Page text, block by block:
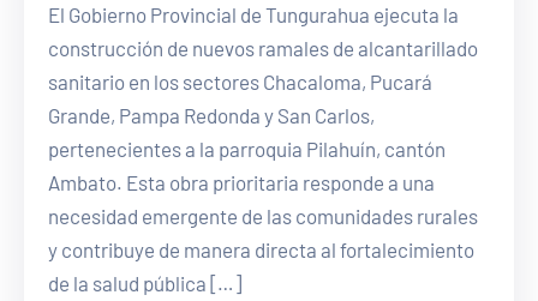
El Gobierno Provincial de Tungurahua ejecuta la
construcción de nuevos ramales de alcantarillado
sanitario en los sectores Chacaloma, Pucará
Grande, Pampa Redonda y San Carlos,
pertenecientes a la parroquia Pilahuín, cantón
Ambato. Esta obra prioritaria responde a una
necesidad emergente de las comunidades rurales
y contribuye de manera directa al fortalecimiento
de la salud pública […]